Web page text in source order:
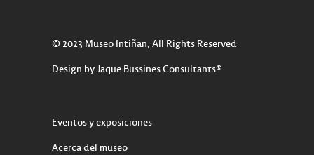
© 2023 Museo Intiñan, All Rights Reserved
Design by Jaque Bussines Consultants®
Eventos y exposiciones
Acerca del museo